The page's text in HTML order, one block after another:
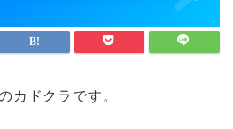
カドクラです。